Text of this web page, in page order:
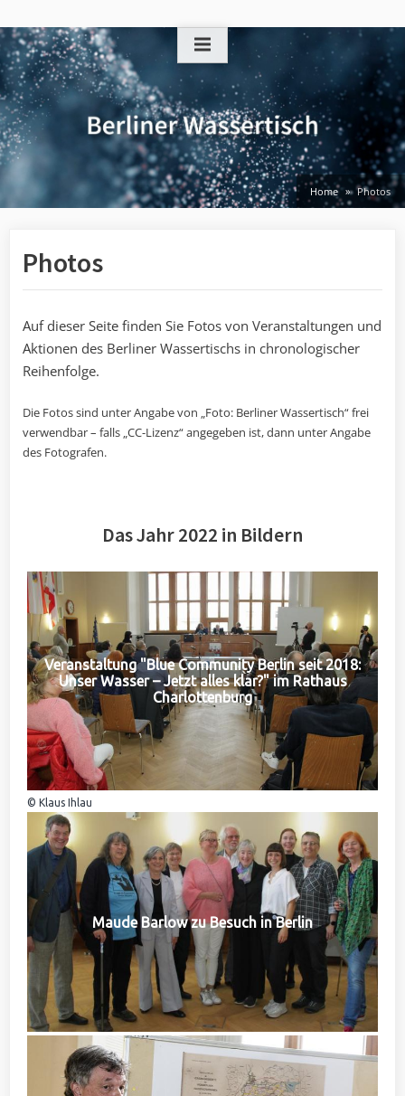
to
content
Home Photos
Photos
Auf dieser Seite finden Sie Fotos von Veranstaltungen und
Aktionen des Berliner Wassertischs in chronologischer
Reihenfolge.
Die Fotos sind unter Angabe von „Foto: Berliner Wassertisch“ frei
verwendbar – falls „CC-Lizenz“ angegeben ist, dann unter Angabe
des Fotografen.
Das Jahr 2022 in Bildern
Veranstaltung "Blue Community Berlin seit 2018:
Unser Wasser – Jetzt alles klar?" im Rathaus
Charlottenburg
© Klaus Ihlau
Maude Barlow zu Besuch in Berlin